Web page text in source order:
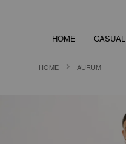
HOME CASUAL
HOME AURUM